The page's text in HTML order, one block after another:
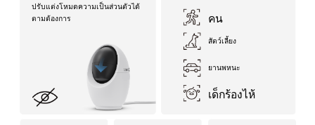
คน
สัตว์เลี้ยง
ยานพหนะ
เด็กร้องไห้
ปรับแต่งโหมดความเป็นส่วนตัวได้
ตามต้องการ